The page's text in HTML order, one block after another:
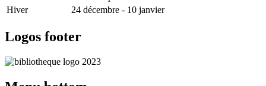
Hiver
24 décembre - 10 janvier
Logos footer